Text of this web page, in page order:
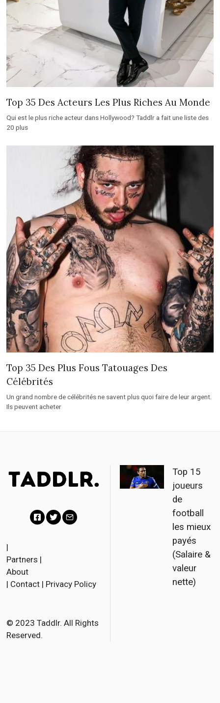
Top 35 Des Acteurs Les Plus Riches Au Monde
Qui est le plus riche acteur dans Hollywood? Taddlr a fait une liste des
20 plus
Top 35 Des Plus Fous Tatouages Des
Célébrités
Un grand nombre de célébrités ne savent plus quoi faire de leur argent.
Ils peuvent acheter
c
o
k
r
l
|
Partners |
About
| Contact | Privacy Policy
© 2023 Taddlr. All Rights
Reserved.
Top 15
joueurs
de
football
les mieux
payés
(Salaire &
valeur
nette)